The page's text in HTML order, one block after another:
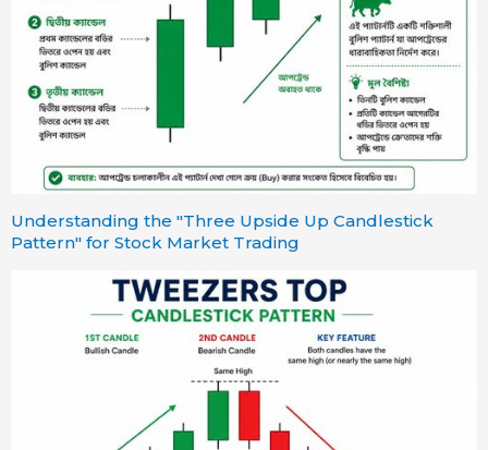
Understanding the "Three Upside Up Candlestick
Pattern" for Stock Market Trading